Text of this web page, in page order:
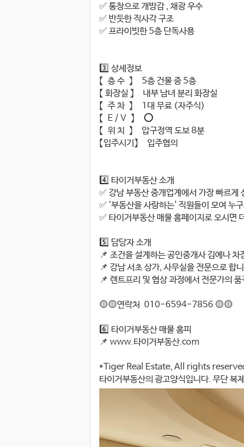
✅ 통창으로 개방감 , 채광 우수
✅ 반듯한 직사각 구조
✅ 프라이빗한 5층 단독사용
3️⃣ 상세정보
【 층 수 】 5층 건물 중 5층
【 화장실 】 내부 남녀 분리 화장실
【 주 차 】 1대 무료 (자주식)
【 E / V 】 ⭕
【 위 치 】 압구정역 도보 8분
【입주시기】 입주협의
4️⃣ 타이거부동산 소개
✅ 강남 부동산 중개업계에서 가장 빠르
✅ '부동산을 사랑하는' 직원들이 모여
✅ 타이거부동산 매물 홈페이지로 오시
5️⃣ 담당자 소개
📌 조건을 설계하는 공인중개사 김예나
📌 강남 서초 상가, 사무실을 전문으로 합
📌 렌트프리 및 협상 과정에서 전문가의
🟡🟡연락처 010-6594-7856 🟡🟡
6️⃣ 타이거부동산 매물 홈피
📌 www.타이거부동산.com
*Tiger Real Estate, All rights
타이거부동산의 광고양식입니다. 무단 복